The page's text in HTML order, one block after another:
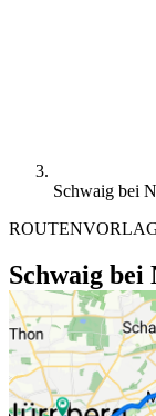
Schwaig bei
Schwaig